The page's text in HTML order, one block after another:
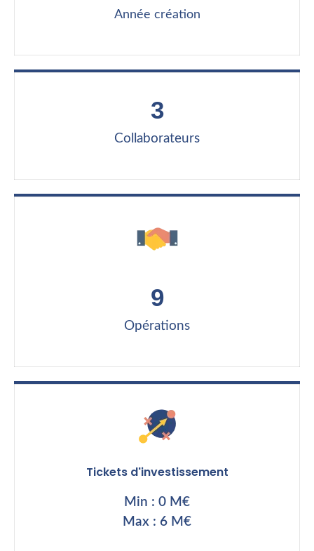
Année création
Collaborateurs
3
Opérations
9
Tickets d'investissement
Min : 0 M€
Max : 6 M€